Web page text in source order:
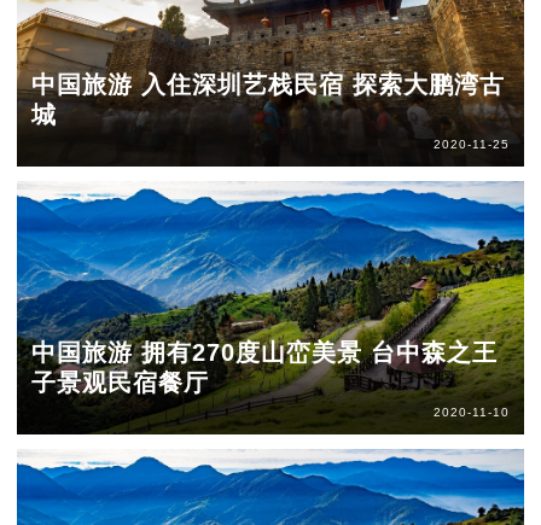
中国旅游 入住深圳艺栈民宿 探索大鹏湾古
城
2020-11-25
中国旅游 拥有270度山峦美景 台中森之王
子景观民宿餐厅
2020-11-10